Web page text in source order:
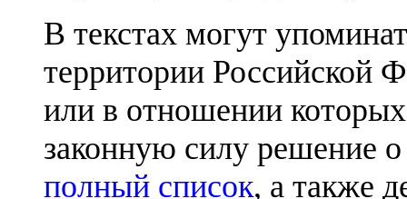
В текстах могут
территории Российской
или в отношении
законную силу решение
полный список, а также